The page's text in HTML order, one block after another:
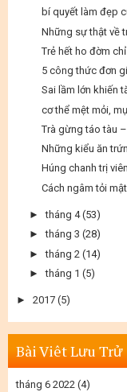
bí quyết làm đẹp
Những sự thật về
Trẻ hết ho đờm
5 công thức đơn
Sai lầm lớn khiến
cơ thể mệt mỏi,
Trà gừng táo tàu
Những kiểu ăn
Húng chanh trị
Cách ngâm tỏi
►tháng 4 (53)
►tháng 3 (28)
►tháng 2 (14)
►tháng 1 (5)
► 2017 (5)
Bài Viêt Lưu Trử
tháng 6 2022 (4)